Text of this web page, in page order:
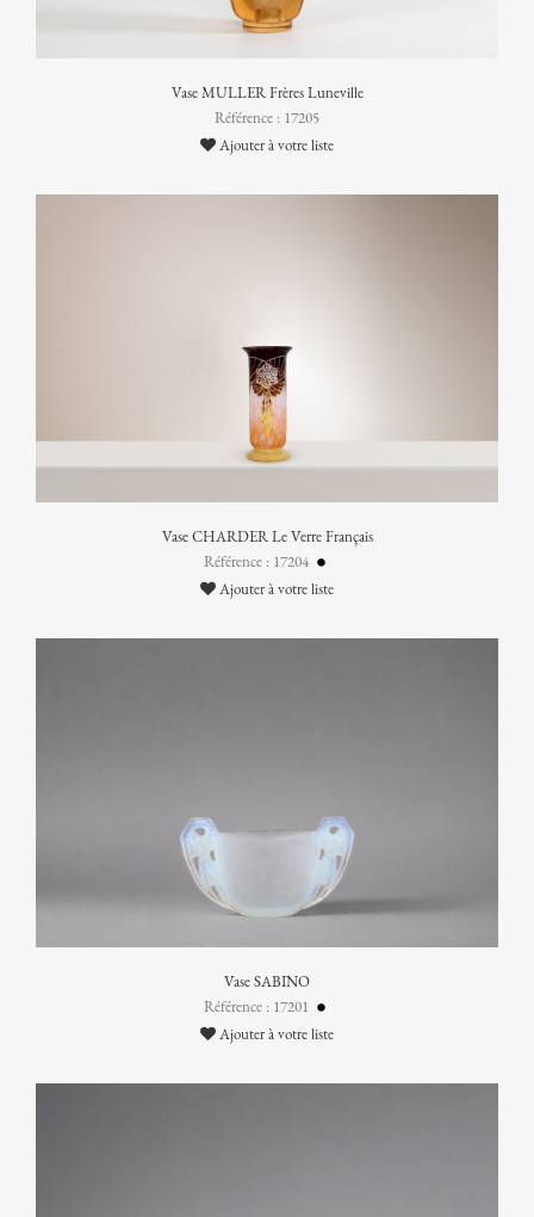
Vase MULLER Frères Luneville
Référence : 17205
Ajouter à votre liste
Vase CHARDER Le Verre Français
Référence : 17204
Ajouter à votre liste
Vase SABINO
Référence : 17201
Ajouter à votre liste